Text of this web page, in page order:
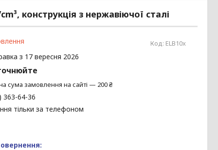
конструкція з нержавіючої сталі
Код: ELB10x
з 17 вересня 2026
сума замовлення на сайті — 200 ₴
363-64-36
тільки за телефоном